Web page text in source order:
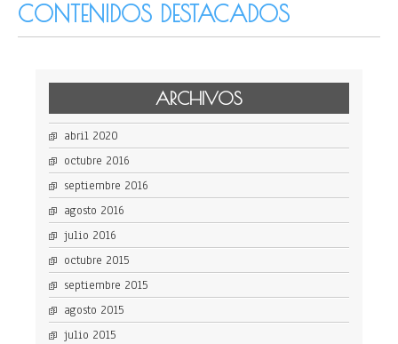
CONTENIDOS DESTACADOS
ARCHIVOS
abril 2020
octubre 2016
septiembre 2016
agosto 2016
julio 2016
octubre 2015
septiembre 2015
agosto 2015
julio 2015